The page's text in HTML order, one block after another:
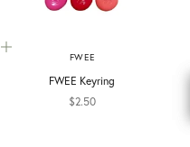
加入購物車
FWEE
FWEE Keyring
促銷價
$2.50